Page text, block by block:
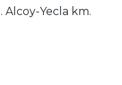
Alcoy-Yecla km.